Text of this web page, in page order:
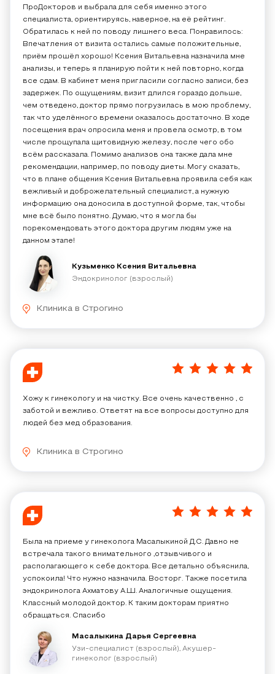
ПроДокторов и выбрала для себя именно этого
специалиста, ориентируясь, наверное, на её рейтинг.
Обратилась к ней по поводу лишнего веса. Понравилось:
Впечатления от визита остались самые положительные,
приём прошёл хорошо! Ксения Витальевна назначила мне
анализы, и теперь я планирую пойти к ней повторно, когда
все сдам. В кабинет меня пригласили согласно записи, без
задержек. По ощущениям, визит длился гораздо дольше,
чем отведено, доктор прямо погрузилась в мою проблему,
так что уделённого времени оказалось достаточно. В ходе
посещения врач опросила меня и провела осмотр, в том
числе прощупала щитовидную железу, после чего обо
всём рассказала. Помимо анализов она также дала мне
рекомендации, например, по поводу диеты. Могу сказать,
что в плане общения Ксения Витальевна проявила себя как
вежливый и доброжелательный специалист, а нужную
информацию она доносила в доступной форме, так, чтобы
мне всё было понятно. Думаю, что я могла бы
порекомендовать этого доктора другим людям уже на
данном этапе!
Кузьменко Ксения Витальевна
Эндокринолог (взрослый)
Клиника в Строгино
5/5
Хожу к гинекологу и на чистку. Все очень качественно , с
заботой и вежливо. Ответят на все вопросы доступно для
людей без мед образования.
Клиника в Строгино
5/5
Была на приеме у гинеколога Масалыкиной Д.С. Давно не
встречала такого внимательного ,отзывчивого и
располагающего к себе доктора. Все детально объяснила,
успокоила! Что нужно назначила. Восторг. Также посетила
эндокринолога Ахматову А.Ш. Аналогичные ощущения.
Классный молодой доктор. К таким докторам приятно
обращаться. Спасибо
Масалыкина Дарья Сергеевна
Узи-специалист (взрослый), Акушер-
гинеколог (взрослый)